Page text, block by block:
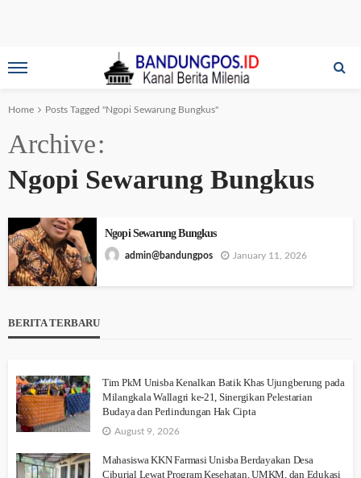
Home Posts Tagged "Ngopi Sewarung Bungkus"
Archive
Ngopi Sewarung Bungkus
Ngopi Sewarung Bungkus
admin@bandungpos January 11, 2026
BERITA TERBARU
Tim PkM Unisba Kenalkan Batik Khas Ujungberung pada
Milangkala Wallagri ke-21, Sinergikan Pelestarian
Budaya dan Perlindungan Hak Cipta
August 9, 2026
Mahasiswa KKN Farmasi Unisba Berdayakan Desa
Ciburial Lewat Program Kesehatan, UMKM, dan Edukasi